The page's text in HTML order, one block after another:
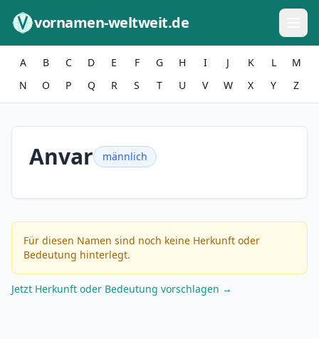
vornamen-weltweit.de
A B C D E F G H I J K L
M
N
O P Q R S T U V W X Y Z
Anvar männlich
Für diesen Namen sind noch keine Herkunft oder
Bedeutung hinterlegt.
Jetzt Herkunft oder Bedeutung vorschlagen →